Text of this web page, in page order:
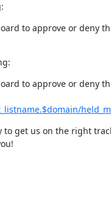
to approve or deny
to approve or deny
to get us on the right